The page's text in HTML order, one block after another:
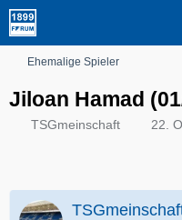
Ehemalige Spieler
Jiloan Hamad
TSGmeinschaft 22.